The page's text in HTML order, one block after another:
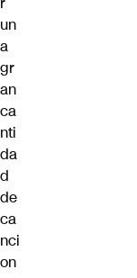
un
a
gr
an
ca
nti
da
d
de
ca
nci
on